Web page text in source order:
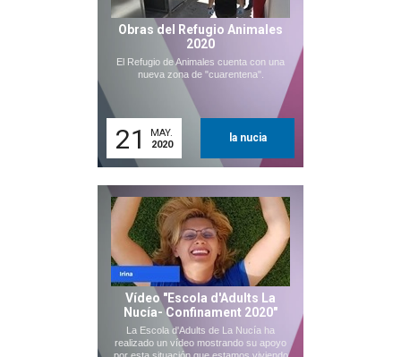
Obras del Refugio Animales
2020
El Refugio de Animales cuenta con una
nueva zona de "cuarentena".
21
MAY.
2020
la nucia
Vídeo "Escola d'Adults La
Nucía- Confinament 2020"
La Escola d'Adults de La Nucía ha
realizado un vídeo mostrando su apoyo